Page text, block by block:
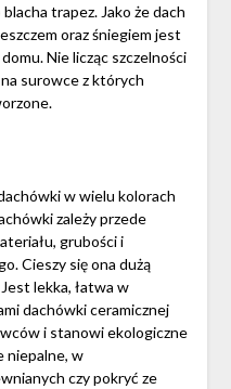
trapez. Jako że dach
oraz śniegiem jest
Nie licząc szczelności
surowce z których
w wielu kolorach
zależy przede
grubości i
Cieszy się ona dużą
lekka, łatwa w
dachówki ceramicznej
i stanowi ekologiczne
niepalne, w
czy pokryć ze